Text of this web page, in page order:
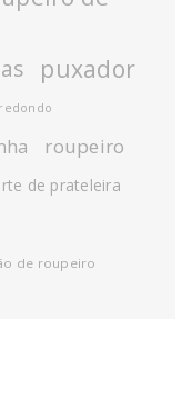
puxador
redondo
roupeiro
de prateleira
de roupeiro